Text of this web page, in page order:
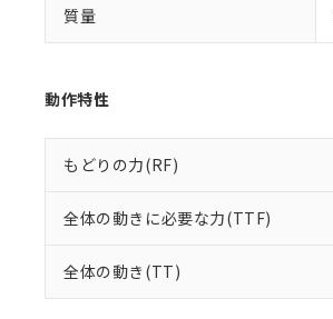
質量
動作特性
もどりの力(RF)
全体の動きに必要な力(TTF)
全体の動き(TT)